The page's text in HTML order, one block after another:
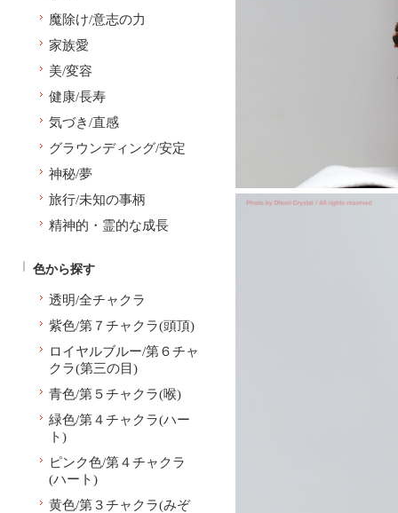
魔除け/意志の力
家族愛
美/変容
健康/長寿
気づき/直感
グラウンディング/安定
神秘/夢
旅行/未知の事柄
精神的・霊的な成長
色から探す
透明/全チャクラ
紫色/第７チャクラ(頭頂)
ロイヤルブルー/第６チャ
クラ(第三の目)
青色/第５チャクラ(喉)
緑色/第４チャクラ(ハー
ト)
ピンク色/第４チャクラ
(ハート)
黄色/第３チャクラ(みぞ